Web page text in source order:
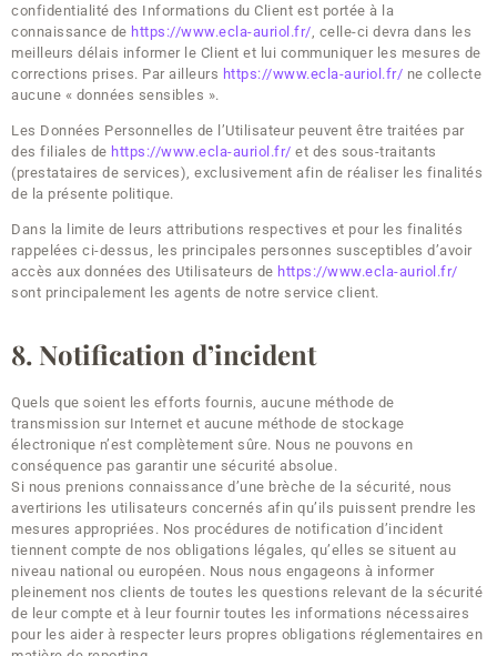
confidentialité des Informations du Client est portée à la
connaissance de https://www.ecla-auriol.fr/ , celle-ci devra dans les
meilleurs délais informer le Client et lui communiquer les mesures de
corrections prises. Par ailleurs https://www.ecla-auriol.fr/ ne collecte
aucune « données sensibles ».
Les Données Personnelles de l’Utilisateur peuvent être traitées par
des filiales de https://www.ecla-auriol.fr/ et des sous-traitants
(prestataires de services), exclusivement afin de réaliser les finalités
de la présente politique.
Dans la limite de leurs attributions respectives et pour les finalités
rappelées ci-dessus, les principales personnes susceptibles d’avoir
accès aux données des Utilisateurs de https://www.ecla-auriol.fr/
sont principalement les agents de notre service client.
8. Notification d’incident
Quels que soient les efforts fournis, aucune méthode de
transmission sur Internet et aucune méthode de stockage
électronique n’est complètement sûre. Nous ne pouvons en
conséquence pas garantir une sécurité absolue.
Si nous prenions connaissance d’une brèche de la sécurité, nous
avertirions les utilisateurs concernés afin qu’ils puissent prendre les
mesures appropriées. Nos procédures de notification d’incident
tiennent compte de nos obligations légales, qu’elles se situent au
niveau national ou européen. Nous nous engageons à informer
pleinement nos clients de toutes les questions relevant de la sécurité
de leur compte et à leur fournir toutes les informations nécessaires
pour les aider à respecter leurs propres obligations réglementaires en